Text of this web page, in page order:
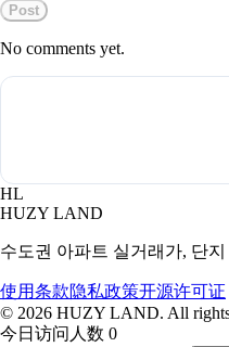
Post
No comments yet.
HL
HUZY LAND
수도권 아파트 실거래가, 단
使用条款隐私政策开源许可证
© 2026 HUZY LAND. All rights
今日访问人数 0